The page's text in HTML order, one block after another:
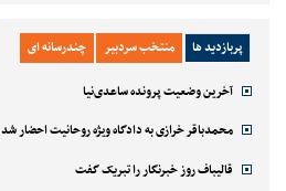
پربازدید ها منتخب سردبیر چندرسانه ای
آخرین وضعیت پرونده ساعدی‌نیا
محمدباقر خرازی به دادگاه ویژه روحانیت احضار شد
قالیباف روز خبرنگار را تبریک گفت